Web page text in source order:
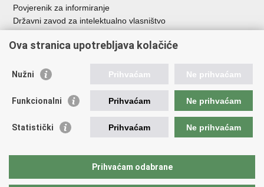
Povjerenik za informiranje
Državni zavod za intelektualno vlasništvo
HAKOM
Ostale poveznice
Hrvatski audiovizualni centar
Creative Europe
EU National Institutes for Culture
Međunarodni centar za podvodnu arheologiju u Zadru (MCPA)
Ova stranica upotrebljava kolačiće
Nužni Prihvaćam Ne prihvaćam
Funkcionalni Prihvaćam Ne prihvaćam
Statistički Prihvaćam Ne prihvaćam
Prihvaćam odabrane